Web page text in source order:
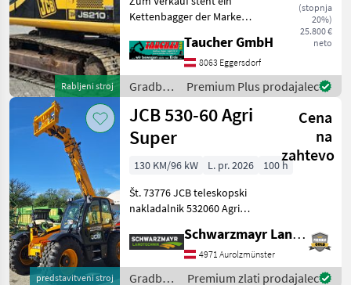
Rabljeni stroj
(stopnja
20%)
25.800 €
neto
Kettenbagger der Marke
Zustand. Baujahr: 2003
Betriebsstunden: 13.332 h
Einsatzgewicht: 22.000 kg
Der Bagger
Taucher GmbH
8063 Eggersdorf
Gradbeni
stroji /
JCB
Premium Plus prodajalec
predstavitveni stroj
JCB 530-60 Agri
Super
Cena
na
zahtevo
130 KM/96 kW L. pr. 2026
100 h
Št. 73776 JCB teleskopski
nakladalnik 532060 Agri
tone - z višino dviga 6, 0
metra - s 4-valjnim
motorjem JCB Dieselmax
Schwarzmayr Landtechnik GmbH - Aurolzmünster
4971 Aurolzmünster
Gradbeni
Premium zlati prodajalec